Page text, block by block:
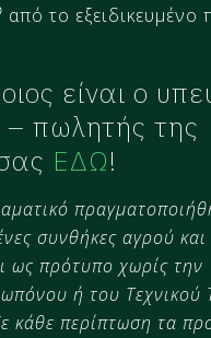
από το
είναι ο
πωλητής της
ΕΔΩ!
συνθήκες αγρού και
ως πρότυπο χωρίς την
ή του Τεχνικού
κάθε περίπτωση τα